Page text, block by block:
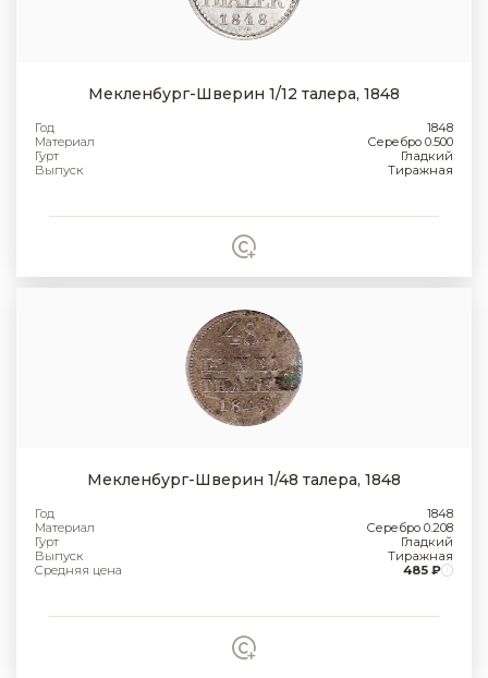
Мекленбург-Шверин 1/12 талера, 1848
Год
1848
Материал
Серебро 0.500
Гурт
Гладкий
Выпуск
Тиражная
Мекленбург-Шверин 1/48 талера, 1848
Год
1848
Материал
Серебро 0.208
Гурт
Гладкий
Выпуск
Тиражная
Средняя цена
485 ₽